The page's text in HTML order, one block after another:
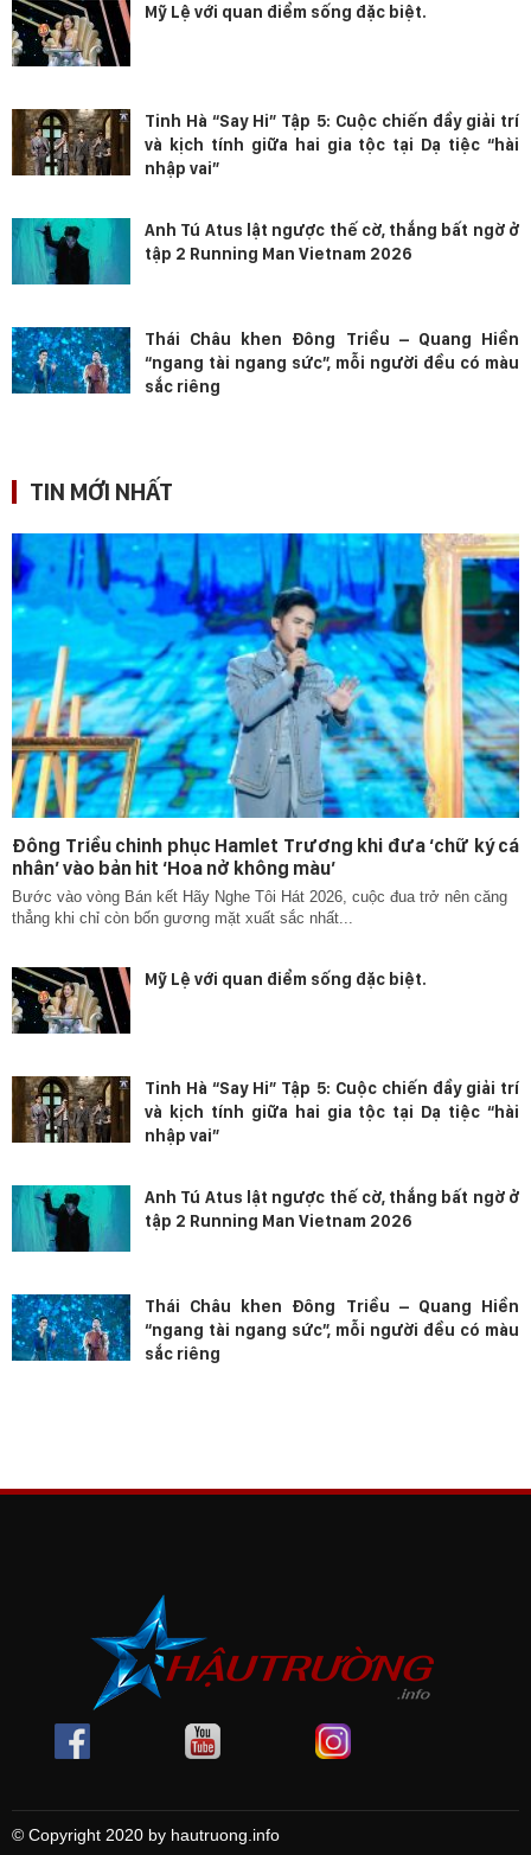
Mỹ Lệ với quan điểm sống đặc biệt.
Tinh Hà “Say Hi” Tập 5: Cuộc chiến đầy giải trí
và kịch tính giữa hai gia tộc tại Dạ tiệc “hài
nhập vai”
Anh Tú Atus lật ngược thế cờ, thắng bất ngờ ở
tập 2 Running Man Vietnam 2026
Thái Châu khen Đông Triều – Quang Hiền
“ngang tài ngang sức”, mỗi người đều có màu
sắc riêng
TIN MỚI NHẤT
Đông Triều chinh phục Hamlet Trương khi đưa ‘chữ ký cá
nhân’ vào bản hit ‘Hoa nở không màu’
Bước vào vòng Bán kết Hãy Nghe Tôi Hát 2026, cuộc đua trở nên căng
thẳng khi chỉ còn bốn gương mặt xuất sắc nhất...
Mỹ Lệ với quan điểm sống đặc biệt.
Tinh Hà “Say Hi” Tập 5: Cuộc chiến đầy giải trí
và kịch tính giữa hai gia tộc tại Dạ tiệc “hài
nhập vai”
Anh Tú Atus lật ngược thế cờ, thắng bất ngờ ở
tập 2 Running Man Vietnam 2026
Thái Châu khen Đông Triều – Quang Hiền
“ngang tài ngang sức”, mỗi người đều có màu
sắc riêng
© Copyright 2020 by hautruong.info